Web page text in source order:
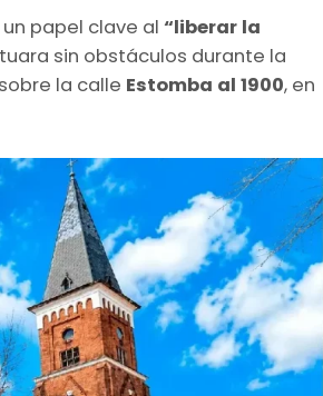
papel clave al “liberar la
sin obstáculos durante la
la calle Estomba al 1900, en